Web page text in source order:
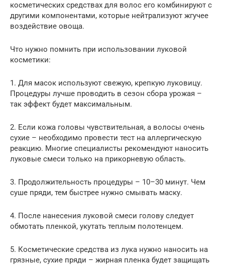
косметических средствах для волос его комбинируют с
другими компонентами, которые нейтрализуют жгучее
воздействие овоща.
Что нужно помнить при использовании луковой
косметики:
1. Для масок используют свежую, крепкую луковицу.
Процедуры лучше проводить в сезон сбора урожая –
так эффект будет максимальным.
2. Если кожа головы чувствительная, а волосы очень
сухие – необходимо провести тест на аллергическую
реакцию. Многие специалисты рекомендуют наносить
луковые смеси только на прикорневую область.
3. Продолжительность процедуры – 10–30 минут. Чем
суше пряди, тем быстрее нужно смывать маску.
4. После нанесения луковой смеси голову следует
обмотать пленкой, укутать теплым полотенцем.
5. Косметические средства из лука нужно наносить на
грязные, сухие пряди – жирная пленка будет защищать